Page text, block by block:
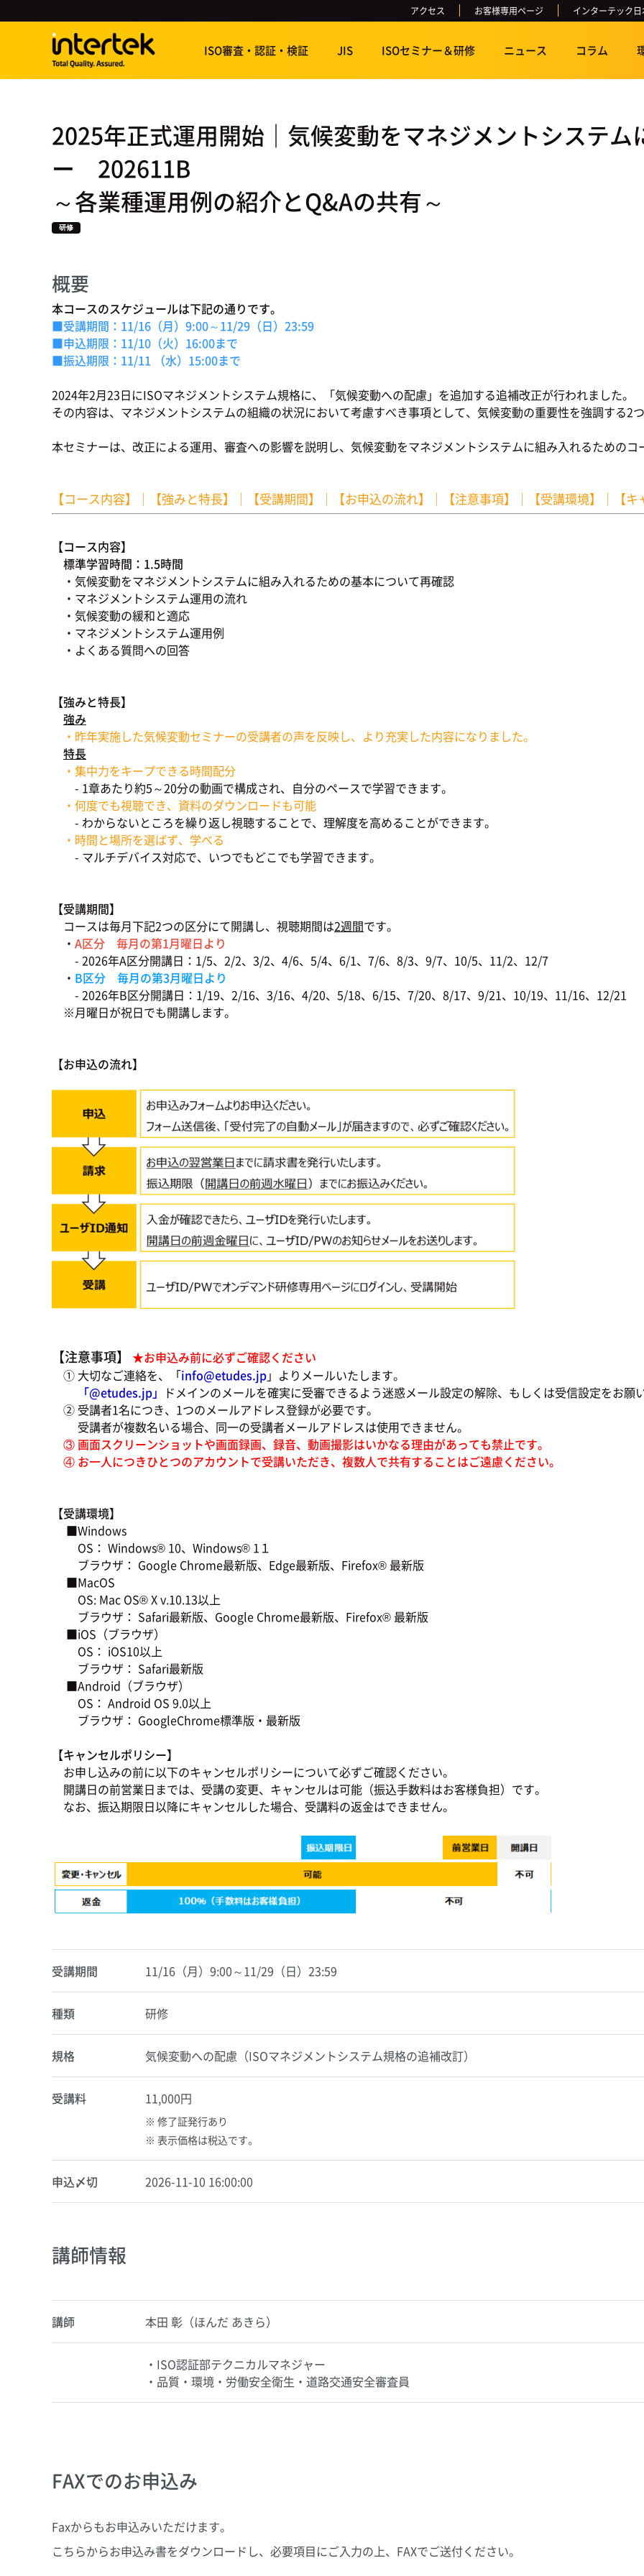
アクセス お客様専用ページ インターテック
ISO審査・認証・検証 JIS ISOセミナー＆研修 ニュース コラム
2025年正式運用開始｜気候変動をマネジメントシステム
ー 202611B
～各業種運用例の紹介とQ&Aの共有～
研修
概要
本コースのスケジュールは下記の通りです。
■受講期間：11/16（月）9:00～11/29（日）23:59
■申込期限：11/10（火）16:00まで
■振込期限：11/11
（水）15:00まで
2024年2月23日にISOマネジメントシステム規格に、「気候変動への配慮」を追加する追補改正が行われました。
その内容は、マネジメントシステムの組織の状況において考慮すべき事項として、気候変動の重要性を強調する2
本セミナーは、改正による運用、審査への影響を説明し、気候変動をマネジメントシステムに組み入れるためのコ
【コース内容】 ｜ 【強みと特長】 ｜ 【受講期間】 ｜ 【お申込の流れ】 ｜ 【注意事項】 ｜ 【受講環境】 ｜ 【
【コース内容】
標準学習時間：1.5時間
・気候変動をマネジメントシステムに組み入れるための基本について再確認
・マネジメントシステム運用の流れ
・気候変動の緩和と適応
・マネジメントシステム運用例
・よくある質問への回答
【強みと特長】
強み
・昨年実施した気候変動セミナーの受講者の声を反映し、より充実した内容になりました。
特長
・集中力をキープできる時間配分
- 1章あたり約5～20分の動画で構成され、自分のペースで学習できます。
・何度でも視聴でき、資料のダウンロードも可能
- わからないところを繰り返し視聴することで、理解度を高めることができます。
・時間と場所を選ばず、学べる
- マルチデバイス対応で、いつでもどこでも学習できます。
【受講期間】
コースは毎月下記2つの区分にて開講し、視聴期間は2週間です。
・ A区分 毎月の第1月曜日より
- 2026年A区分開講日：1/5、2/2、3/2、4/6、5/4、6/1、7/6、8/3、9/7、10/5、11/2、12/7
・ B区分 毎月の第3月曜日より
- 2026年B区分開講日：1/19、2/16、3/16、4/20、5/18、6/15、7/20、8/17、9/21、10/19、11/16、12/21
※月曜日が祝日でも開講します。
【お申込の流れ】
【注意事項】
★お申込み前に必ずご確認ください
① 大切なご連絡を、「info@etudes.jp」よりメールいたします。
「@etudes.jp」 ドメインのメールを確実に受審できるよう迷惑メール設定の解除、もしくは受信設定をお願
② 受講者1名につき、1つのメールアドレス登録が必要です。
受講者が複数名いる場合、同一の受講者メールアドレスは使用できません。
③ 画面スクリーンショットや画面録画、録音、動画撮影はいかなる理由があっても禁止です。
④ お一人につきひとつのアカウントで受講いただき、複数人で共有することはご遠慮ください。
【受講環境】
■Windows
OS： Windows® 10、Windows® 1１
ブラウザ： Google Chrome最新版、Edge最新版、Firefox® 最新版
■MacOS
OS: Mac OS® X v.10.13以上
ブラウザ： Safari最新版、Google Chrome最新版、Firefox® 最新版
■iOS（ブラウザ）
OS： iOS10以上
ブラウザ： Safari最新版
■Android（ブラウザ）
OS： Android OS 9.0以上
ブラウザ： GoogleChrome標準版・最新版
【キャンセルポリシー】
お申し込みの前に以下のキャンセルポリシーについて必ずご確認ください。
開講日の前営業日までは、受講の変更、キャンセルは可能（振込手数料はお客様負担）です。
なお、振込期限日以降にキャンセルした場合、受講料の返金はできません。
受講期間 11/16（月）9:00～11/29（日）23:59
種類 研修
規格 気候変動への配慮（ISOマネジメントシステム規格の追補改訂）
受講料 11,000円
修了証発行あり
表示価格は税込です。
申込〆切 2026-11-10 16:00:00
講師情報
講師 本田 彰（ほんだ あきら）
・ISO認証部テクニカルマネジャー
・品質・環境・労働安全衛生・道路交通安全審査員
FAXでのお申込み
Faxからもお申込みいただけます。
こちらからお申込み書をダウンロードし、必要項目にご入力の上、FAXでご送付ください。